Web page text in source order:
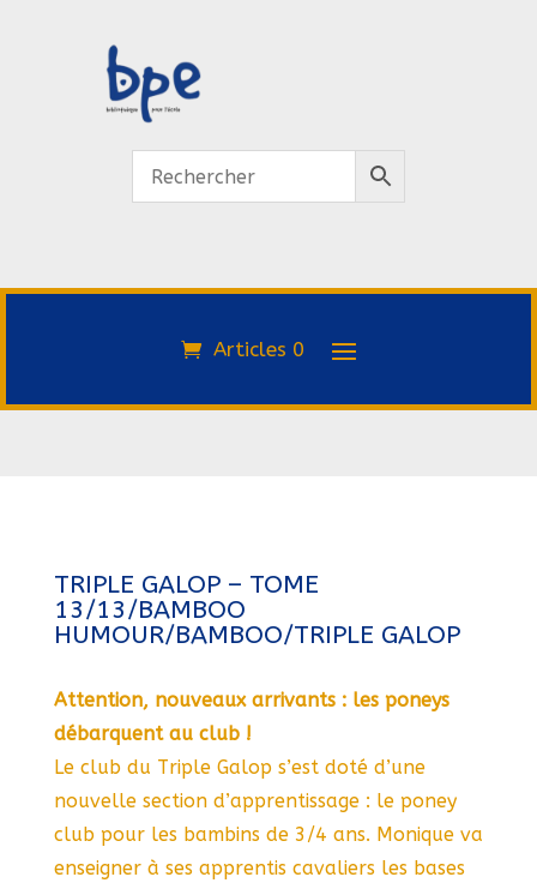
Articles 0
TRIPLE GALOP – TOME
13/13/BAMBOO
HUMOUR/BAMBOO/TRIPLE GALOP
Attention, nouveaux arrivants : les poneys
débarquent au club !
Le club du Triple Galop s’est doté d’une
nouvelle section d’apprentissage : le poney
club pour les bambins de 3/4 ans. Monique va
enseigner à ses apprentis cavaliers les bases